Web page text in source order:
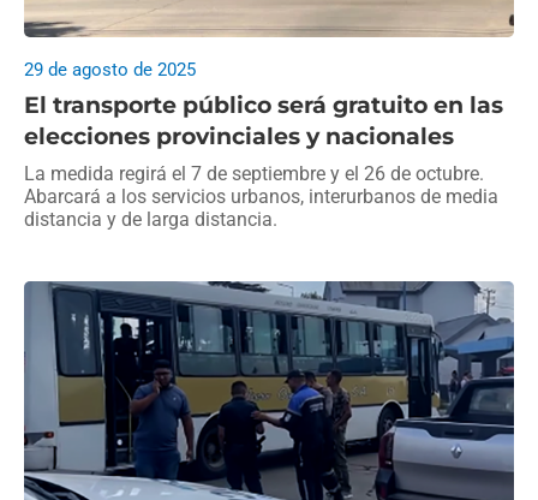
El transporte público será gratuito en las
elecciones provinciales y nacionales
29 de agosto de 2025
La medida regirá el 7 de septiembre y el 26 de octubre.
Abarcará a los servicios urbanos, interurbanos de media
distancia y de larga distancia.